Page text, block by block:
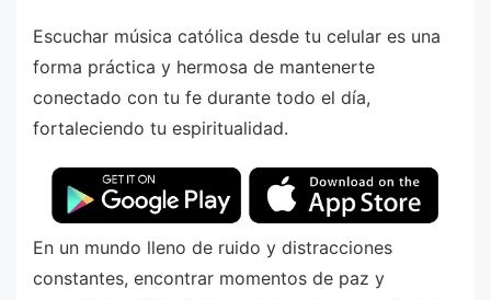
Escuchar música católica desde tu celular es una
forma práctica y hermosa de mantenerte
conectado con tu fe durante todo el día,
fortaleciendo tu espiritualidad.
En un mundo lleno de ruido y distracciones
constantes, encontrar momentos de paz y